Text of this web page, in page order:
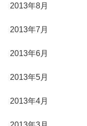
2013年8月
2013年7月
2013年6月
2013年5月
2013年4月